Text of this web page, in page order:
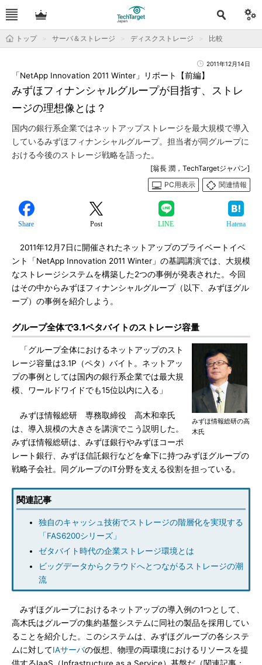
トップ サーバ＆ストレージ ディスクストレージ 比較
2011年12月14日
みずほフィナンシャルグループが目指す、ストレ
ージの理想像とは？
「NetApp Innovation 2011 Winter」リポート【前編】
国内の銀行系企業ではネットアップストレージを最大規模で導入
しているみずほフィナンシャルグループ。担当者が同グループに
おける今後のストレージ戦略を語った。
[翁長 潤，TechTargetジャパン]
PC用表示
関連情報
Share Post LINE Hatena
2011年12月7日に開催されたネットアップのプライベートイベ
ント「NetApp Innovation 2011 Winter」の基調講演では、大規模
なストレージシステムを構築した2つの事例が発表された。今回
はその中からみずほフィナンシャルグループ（以下、みずほグル
ープ）の事例を紹介しよう。
グループ全体で3.1ペタバイトのストレージ容量
みずほ情報総研の高
木氏
「グループ全体におけるネットアップのスト
レージ容量は3.1P（ペタ）バイト。ネットアッ
プの事例としては国内の銀行系企業では最大規
模、ワールドワイドでも15位以内に入る」
みずほ情報総研 専務取締役 高木和幸氏
は、導入規模の大きさを講演でこう説明した。
みずほ情報総研は、みずほ銀行やみずほコーポ
レート銀行、みずほ信託銀行などを傘下に持つみずほグループの
戦略子会社。同グループのIT分野を支える役割を担っている。
関連記事
独自のキャッシュ技術でストレージの階層化を実現する
「FAS6200シリーズ」
ゼタバイト時代の企業ストレージ環境とは
ビッグデータからクラウドへとつながるストレージの潮
流
みずほグループにおけるネットアップの導入例の1つとして、
高木氏はグループの集約基盤システムに同社の製品を採用してい
ることを紹介した。このシステムは、みずほグループの各システ
ムに対してIAサーバの仮想、物理の両環境におけるリソースを提